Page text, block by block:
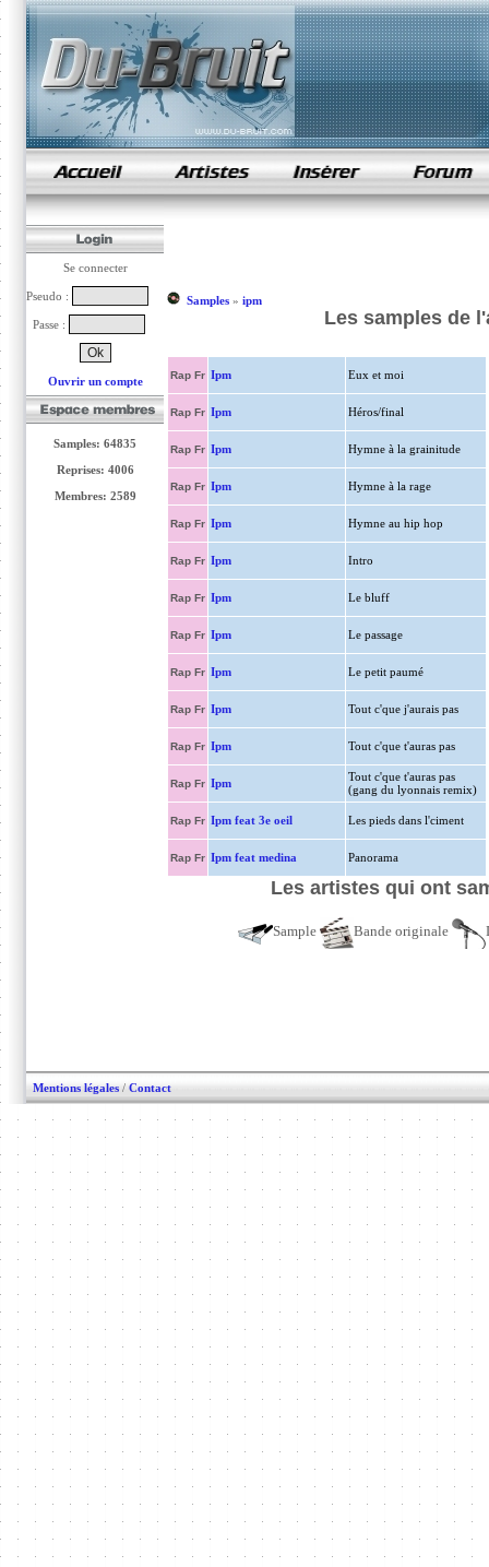
samples de rap
Se connecter
Pseudo :
Passe :
Ouvrir un compte
Samples: 64835
Reprises: 4006
Membres: 2589
Samples» ipm
Les samples de
Rap Fr Ipm Eux et moi
Rap Fr Ipm Héros/final
Rap Fr Ipm Hymne à la grainitude
Rap Fr Ipm Hymne à la rage
Rap Fr Ipm Hymne au hip hop
Rap Fr Ipm Intro
Rap Fr Ipm Le bluff
Rap Fr Ipm Le passage
Rap Fr Ipm Le petit paumé
Rap Fr Ipm Tout c'que j'aurais pas
Rap Fr Ipm Tout c'que t'auras pas
Rap Fr Ipm
Tout c'que t'auras pas
(gang du lyonnais remix)
Rap Fr Ipm feat 3e oeil Les pieds dans l'ciment
Rap Fr Ipm feat medina Panorama
Les artistes qui ont
Sample Bande originale
Mentions légales / Contact